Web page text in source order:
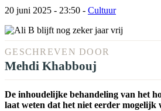
20 juni 2025 - 23:50 - Cultuur
GESCHREVEN DOOR
Mehdi Khabbouj
De inhoudelijke behandeling van het
laat weten dat het niet eerder